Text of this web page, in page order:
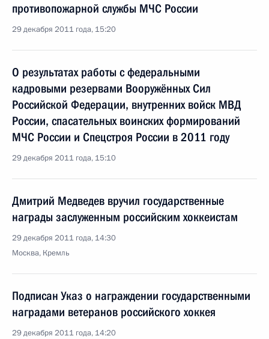
противопожарной службы МЧС России
29 декабря 2011 года, 15:20
О результатах работы с федеральными
кадровыми резервами Вооружённых Сил
Российской Федерации, внутренних войск МВД
России, спасательных воинских формирований
МЧС России и Спецстроя России в 2011 году
29 декабря 2011 года, 15:10
Дмитрий Медведев вручил государственные
награды заслуженным российским хоккеистам
29 декабря 2011 года, 14:30
Москва, Кремль
Подписан Указ о награждении государственными
наградами ветеранов российского хоккея
29 декабря 2011 года, 14:20